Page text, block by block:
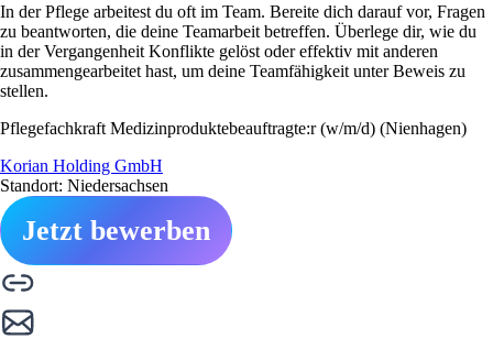
In der Pflege arbeitest du oft im Team. Bereite dich darauf vor, Fragen
zu beantworten, die deine Teamarbeit betreffen. Überlege dir, wie du
in der Vergangenheit Konflikte gelöst oder effektiv mit anderen
zusammengearbeitet hast, um deine Teamfähigkeit unter Beweis zu
stellen.
Pflegefachkraft Medizinproduktebeauftragte:r (w/m/d) (Nienhagen)
Korian Holding GmbH
Standort: Niedersachsen
Jetzt bewerben